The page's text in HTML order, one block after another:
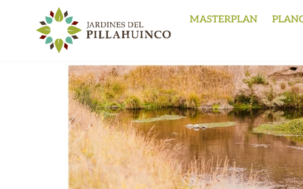
MASTERPLAN
Enterate de las últimas novedades en los
Jardines
Estoy de acuerdo con las condiciones y políticas de
privacidad.
(Podés darte de baja en cualqueir momento)
Email